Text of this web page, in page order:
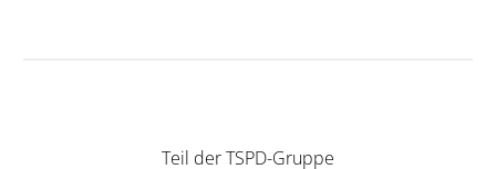
Teil derTSPD-Gruppe